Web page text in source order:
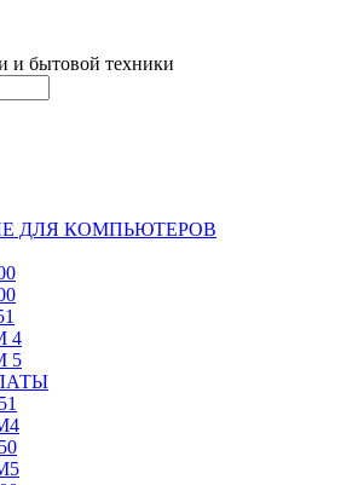
и бытовой техники
ДЛЯ КОМПЬЮТЕРОВ
4
5